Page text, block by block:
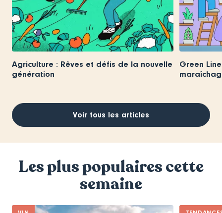
Agriculture : Rêves et défis de la nouvelle
génération
Green
Voir tous les articles
Les plus populaires cette
semaine